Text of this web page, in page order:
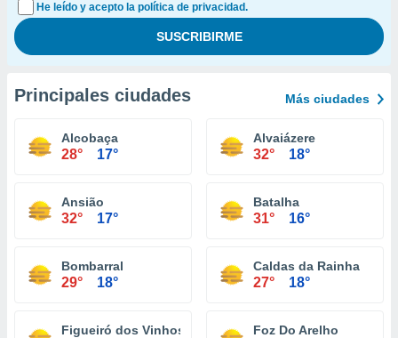
He leído y acepto la política de privacidad.
Principales ciudades Más ciudades
Alcobaça
28° 17°
Alvaiázere
32° 18°
Ansião
32° 17°
Batalha
31° 16°
Bombarral
29° 18°
Caldas da Rainha
27° 18°
Figueiró dos Vinhos Foz Do Arelho